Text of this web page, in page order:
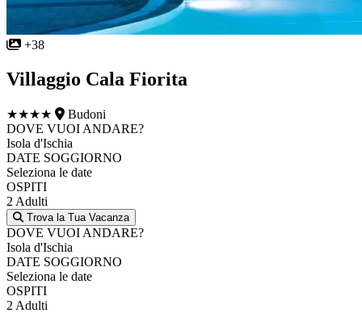
+38
Villaggio Cala Fiorita
★★★★
Budoni
DOVE VUOI ANDARE?
Isola d'Ischia
DATE SOGGIORNO
Seleziona le date
OSPITI
2 Adulti
Trova la Tua Vacanza
DOVE VUOI ANDARE?
Isola d'Ischia
DATE SOGGIORNO
Seleziona le date
OSPITI
2 Adulti